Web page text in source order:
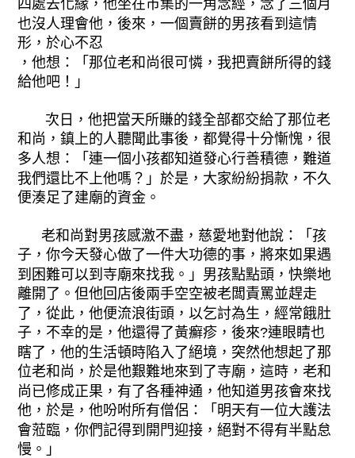
四處去化緣，他坐在市集的一角念經，念了三個月
也沒人理會他，後來，一個賣餅的男孩看到這情
形，於心不忍
，他想：「那位老和尚很可憐，我把賣餅所得的錢
給他吧！」
次日，他把當天所賺的錢全部都交給了那位老
和尚，鎮上的人聽聞此事後，都覺得十分慚愧，很
多人想：「連一個小孩都知道發心行善積德，難道
我們還比不上他嗎？」於是，大家紛紛捐款，不久
便湊足了建廟的資金。
老和尚對男孩感激不盡，慈愛地對他說：「孩
子，你今天發心做了一件大功德的事，將來如果遇
到困難可以到寺廟來找我。」男孩點點頭，快樂地
離開了。但他回店後兩手空空被老闆責罵並趕走
了，從此，他便流浪街頭，以乞討為生，經常餓肚
子，不幸的是，他還得了黃癬疹，後來?連眼睛也
瞎了，他的生活頓時陷入了絕境，突然他想起了那
位老和尚，於是他艱難地來到了寺廟，這時，老和
尚已修成正果，有了各種神通，他知道男孩會來找
他，於是，他吩咐所有僧侶：「明天有一位大護法
會蒞臨，你們記得到開門迎接，絕對不得有半點怠
慢。」